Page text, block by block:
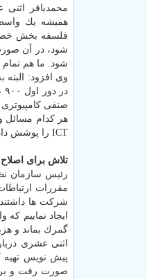
محمدباقر
همیشه یك
فلسفه بخش
شود، در آن
شود. ما هم
وی افزود:
هر كدام مسائل
ICT را پوشش داده و اپراتورها و مخابرات هم عضو سازمان هستند و هر كدام خواسته ای دارند.
تلاش برای
رئیس سازمان
شركت ها
ایجاد نماییم
گمرك بماند و
اثنی عشری
پیش نویس تهیه
صورت رفت و